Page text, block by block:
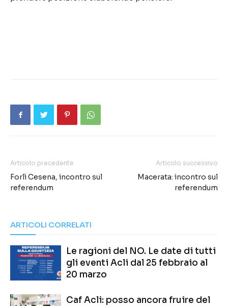
Articolo precedente
Forlì Cesena, incontro sul
referendum
Articolo successivo
Macerata: incontro sul
referendum
ARTICOLI CORRELATI
Le ragioni del NO. Le date di tutti
gli eventi Acli dal 25 febbraio al
20 marzo
Caf Acli: posso ancora fruire del